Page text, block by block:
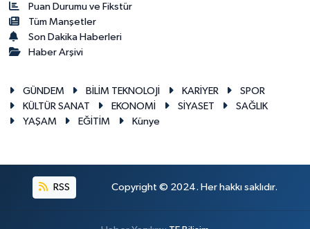
Puan Durumu ve Fikstür
Tüm Manşetler
Son Dakika Haberleri
Haber Arşivi
GÜNDEM BİLİM TEKNOLOJİ KARİYER
SPOR
KÜLTÜR SANAT
EKONOMİ SİYASET
SAĞLIK
YAŞAM
EĞİTİM Künye
RSS Copyright © 2024. Her hakkı saklıdır.